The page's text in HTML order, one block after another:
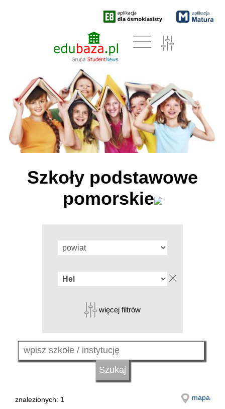
Szkoły podstawowe
pomorskie
więcej filtrów
znalezionych: 1 mapa